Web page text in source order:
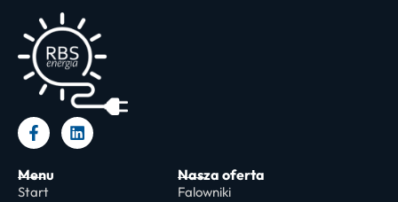
Menu
Start
Nasza oferta
Falowniki